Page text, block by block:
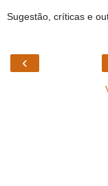
Sugestão, críticas e
‹